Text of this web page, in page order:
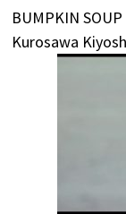
BUMPKIN
Kurosawa